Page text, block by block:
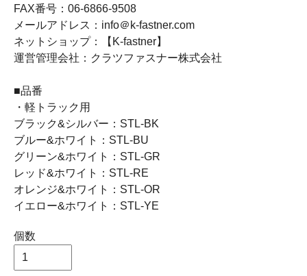
FAX番号：06-6866-9508
メールアドレス：info＠k-fastner.com
ネットショップ：【K-fastner】
運営管理会社：クラツファスナー株式会社
■品番
・軽トラック用
ブラック&シルバー：STL-BK
ブルー&ホワイト：STL-BU
グリーン&ホワイト：STL-GR
レッド&ホワイト：STL-RE
オレンジ&ホワイト：STL-OR
イエロー&ホワイト：STL-YE
個数